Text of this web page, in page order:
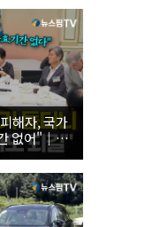
해자, 국가
없어"｜
찬